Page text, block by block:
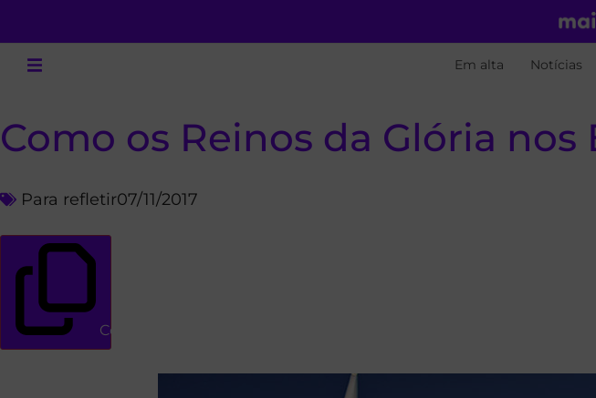
Em alta Notícias
Como os Reinos da Glória
Para refletir07/11/2017
Copiar link